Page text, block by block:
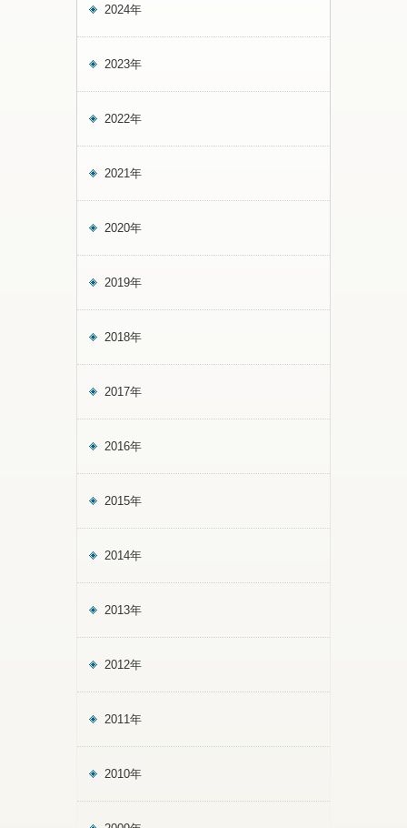
2024年
2023年
2022年
2021年
2020年
2019年
2018年
2017年
2016年
2015年
2014年
2013年
2012年
2011年
2010年